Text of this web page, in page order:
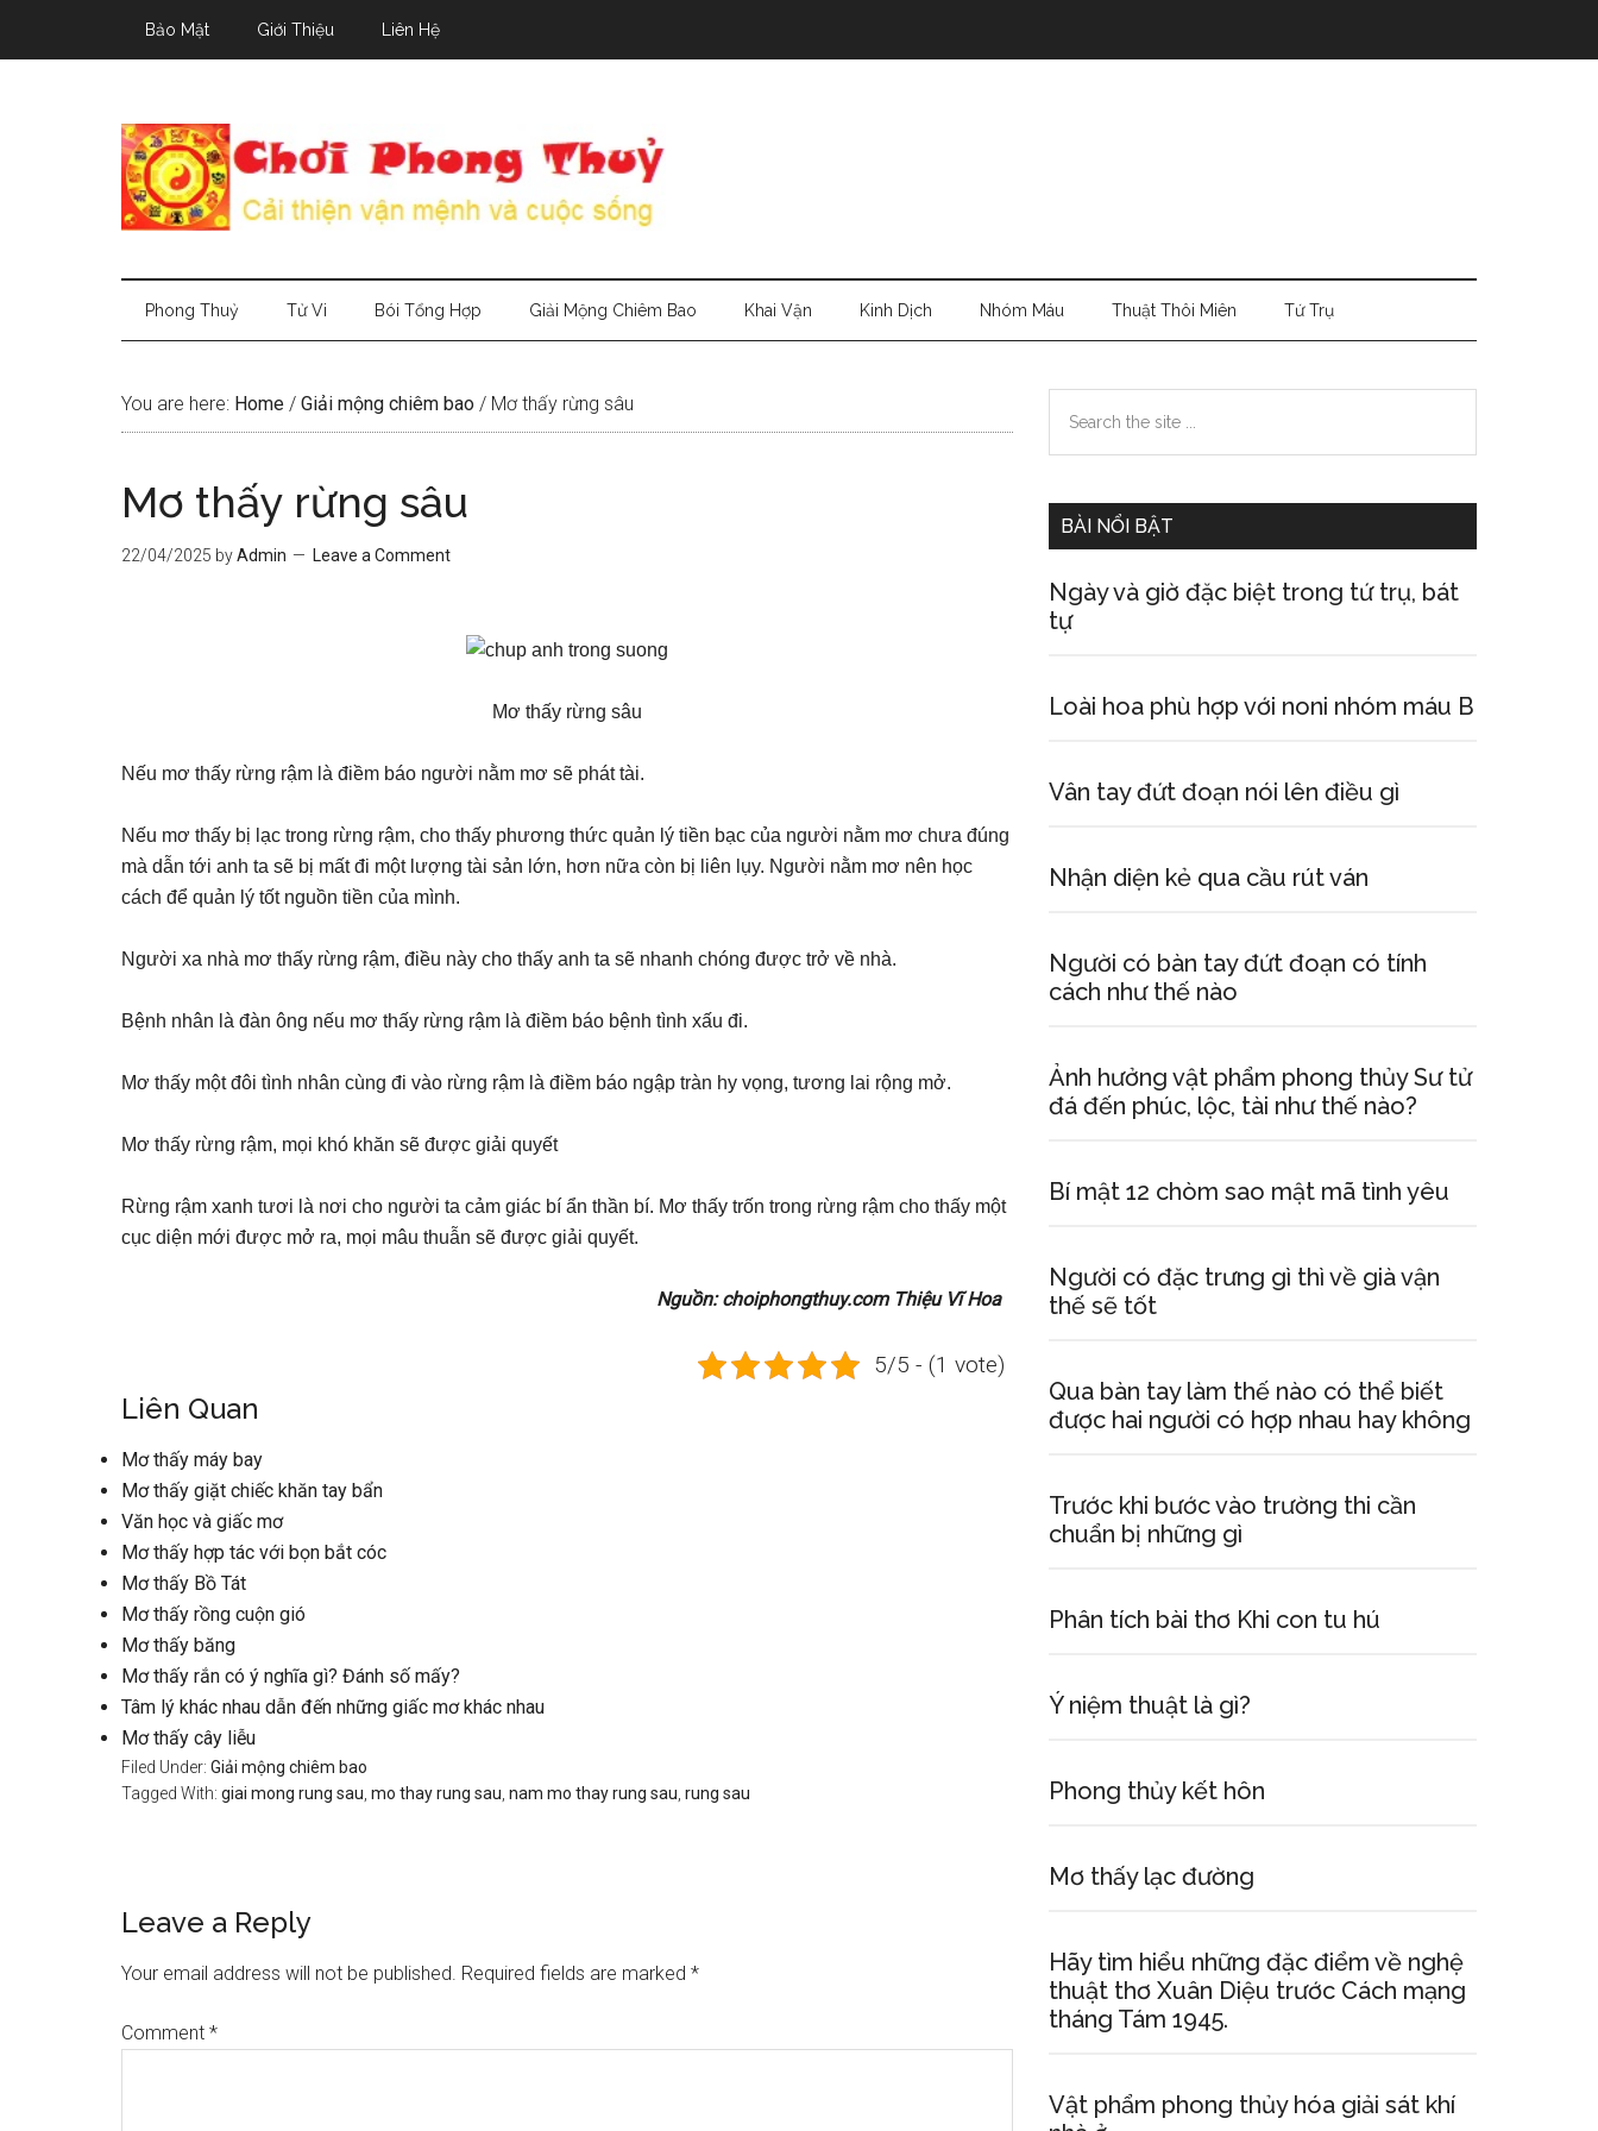
Bảo Mật Giới Thiệu Liên Hệ
Phong Thuỷ Tử Vi Bói Tổng Hợp Giải Mộng Chiêm Bao Khai Vận Kinh Dịch Nhóm Máu Thuật Thôi Miên Tứ Trụ
You are here: Home / Giải mộng chiêm bao / Mơ thấy rừng sâu
Mơ thấy rừng sâu
22/04/2025 byAdmin Leave a Comment
Mơ thấy rừng sâu
Nếu mơ thấy rừng rậm là điềm báo người nằm mơ sẽ phát tài.
Nếu mơ thấy bị lạc trong rừng rậm, cho thấy phương thức quản lý tiền bạc của người nằm mơ chưa đúng
mà dẫn tới anh ta sẽ bị mất đi một lượng tài sản lớn, hơn nữa còn bị liên lụy. Người nằm mơ nên học
cách để quản lý tốt nguồn tiền của mình.
Người xa nhà mơ thấy rừng rậm, điều này cho thấy anh ta sẽ nhanh chóng được trở về nhà.
Bệnh nhân là đàn ông nếu mơ thấy rừng rậm là điềm báo bệnh tình xấu đi.
Mơ thấy một đôi tình nhân cùng đi vào rừng rậm là điềm báo ngập tràn hy vọng, tương lai rộng mở.
Mơ thấy rừng rậm, mọi khó khăn sẽ được giải quyết
Rừng rậm xanh tươi là nơi cho người ta cảm giác bí ẩn thần bí. Mơ thấy trốn trong rừng rậm cho thấy một
cục diện mới được mở ra, mọi mâu thuẫn sẽ được giải quyết.
Nguồn: choiphongthuy.com Thiệu Vĩ Hoa
5/5 - (1 vote)
Liên Quan
Mơ thấy máy bay
Mơ thấy giặt chiếc khăn tay bẩn
Văn học và giấc mơ
Mơ thấy hợp tác với bọn bắt cóc
Mơ thấy Bồ Tát
Mơ thấy rồng cuộn gió
Mơ thấy băng
Mơ thấy rắn có ý nghĩa gì? Đánh số mấy?
Tâm lý khác nhau dẫn đến những giấc mơ khác nhau
Mơ thấy cây liễu
Filed Under: Giải mộng chiêm bao
Tagged With: giai mong rung sau mo thay rung sau nam mo thay rung sau rung sau
Reader
Interactions
Leave a Reply
Your email address will not be published. Required fields are marked *
Comment *
Primary
Sidebar
the
BÀI NỔI BẬT
Ngày và giờ đặc biệt trong tứ trụ, bát
tự
Loài hoa phù hợp với noni nhóm máu B
Vân tay đứt đoạn nói lên điều gì
Nhận diện kẻ qua cầu rút ván
Người có bàn tay đứt đoạn có tính
cách như thế nào
Ảnh hưởng vật phẩm phong thủy Sư tử
đá đến phúc, lộc, tài như thế nào?
Bí mật 12 chòm sao mật mã tình yêu
Người có đặc trưng gì thì về già vận
thế sẽ tốt
Qua bàn tay làm thế nào có thể biết
được hai người có hợp nhau hay không
Trước khi bước vào trường thi cần
chuẩn bị những gì
Phân tích bài thơ Khi con tu hú
Ý niệm thuật là gì?
Phong thủy kết hôn
Mơ thấy lạc đường
Hãy tìm hiểu những đặc điểm về nghệ
thuật thơ Xuân Diệu trước Cách mạng
tháng Tám 1945.
Vật phẩm phong thủy hóa giải sát khí